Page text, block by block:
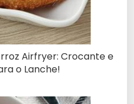
Airfryer: Crocante e
o Lanche!